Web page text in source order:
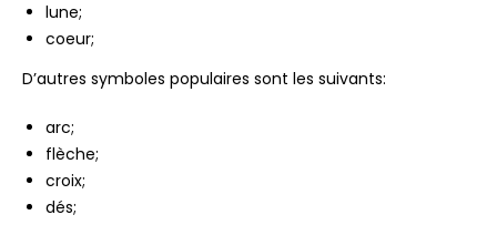
lune;
coeur;
D’autres symboles populaires sont les suivants:
arc;
flèche;
croix;
dés;